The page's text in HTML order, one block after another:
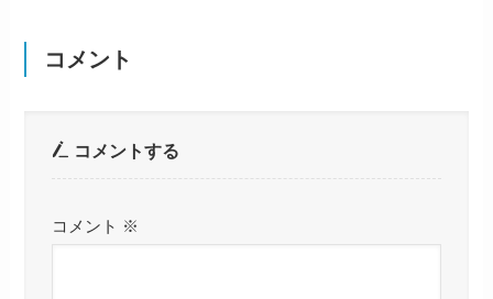
コメント
コメントする
コメント ※